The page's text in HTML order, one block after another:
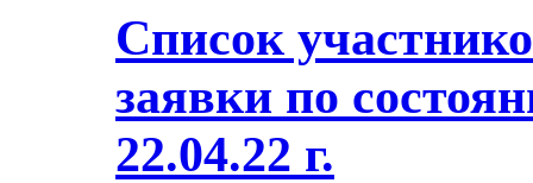
Список
заявки по
22.04.22 г.